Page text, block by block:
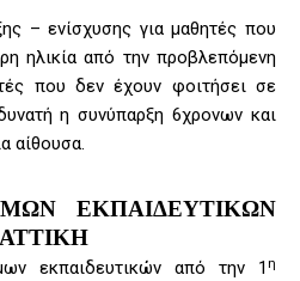
– ενίσχυσης για μαθητές που
ηλικία από την προβλεπόμενη
που δεν έχουν φοιτήσει σε
η συνύπαρξη 6χρονων και
αίθουσα.
ΕΚΠΑΙΔΕΥΤΙΚΩΝ
εκπαιδευτικών από την 1 η